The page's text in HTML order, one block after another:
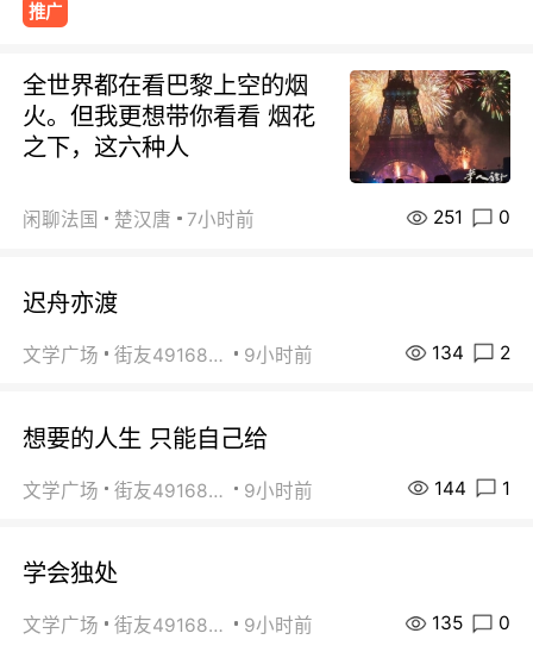
推广
全世界都在看巴黎上空的烟
火。但我更想带你看看 烟花
之下，这六种人
闲聊法国 楚汉唐 7小时前 251 0
迟舟亦渡
文学广场 街友49168527 9小时前 134 2
想要的人生 只能自己给
文学广场 街友49168527 9小时前 144 1
学会独处
文学广场 街友49168527 9小时前 135 0